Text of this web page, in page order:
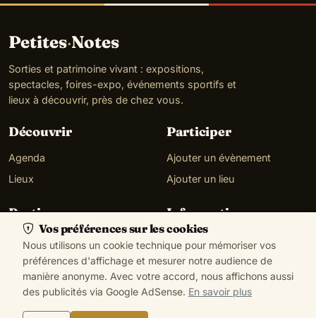
Petites·Notes
Sorties et patrimoine vivant : expositions,
spectacles, foires-expo, événements sportifs et
lieux à découvrir, près de chez vous.
Découvrir
Agenda
Lieux
Participer
Ajouter un évènement
Ajouter un lieu
Pratique
Ma localisation
Gérer mes cookies
Informations
Contact
Vos préférences sur les cookies
Nous utilisons un cookie technique pour mémoriser vos
préférences d'affichage et mesurer notre audience de
manière anonyme. Avec votre accord, nous affichons aussi
des publicités via Google AdSense. En savoir plus